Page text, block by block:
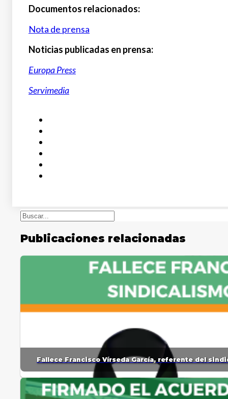
Documentos relacionados:
Nota de prensa
Noticias publicadas en prensa:
Europa Press
Servimedia
Buscar
Publicaciones relacionadas
Fallece Francisco Vírseda García, referente del